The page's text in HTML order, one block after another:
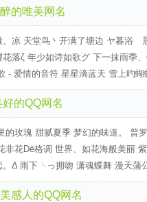
的唯美网名
、凉 天堂鸟丶开满了塘边 ヤ暮浴
花落ζ 年少如诗如歌グ 下一抹雨季
- 爱情的音符 星星滴蓝天 雪上旳蝴
的QQ网名
的玫瑰 甜腻夏季 梦幻的味道。 普
非花Dē格调 世界、如花海般美丽
。Δ 雨下╰っ拥吻 潇魂蝶舞 漫天蒲
感人的QQ网名